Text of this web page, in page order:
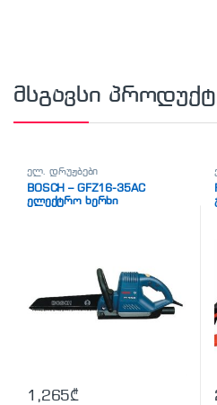
მსგავსი
ელ. დრუჟბები
BOSCH – GFZ16-35AC
ელექტრო ხერხი
1,265₾